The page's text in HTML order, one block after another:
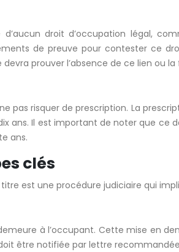
droit d’occupation légal,
de preuve pour contester ce
prouver l’absence de ce lien ou
pas risquer de prescription. La
ans. Il est important de noter que ce
ans.
clés
est une procédure judiciaire qui
à l’occupant. Cette mise en
être notifiée par lettre